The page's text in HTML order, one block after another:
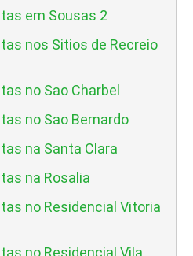
em Sousas 2
nos Sitios de Recreio
no Sao Charbel
no Sao Bernardo
na Santa Clara
na Rosalia
no Residencial Vitoria